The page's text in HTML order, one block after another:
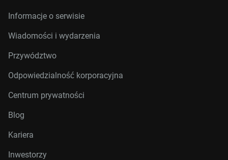
Informacje o serwisie
Wiadomości i wydarzenia
Przywództwo
Odpowiedzialność korporacyjna
Centrum prywatności
Blog
Kariera
Inwestorzy